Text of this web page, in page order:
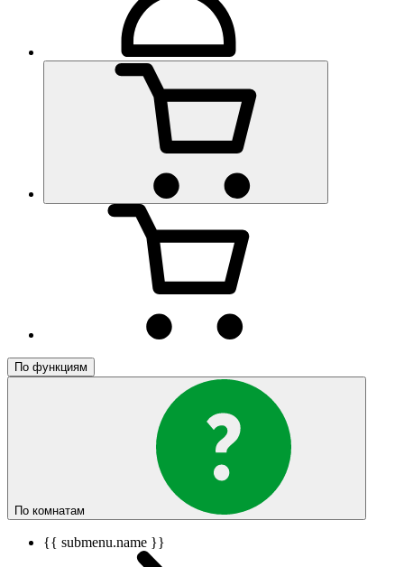
По функциям
По комнатам
{{ submenu.name }}